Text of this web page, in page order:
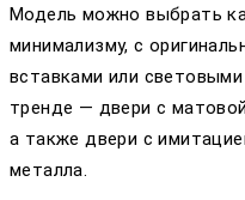
Модель можно выбрать
минимализму, с
вставками или
тренде — двери с
а также двери с
металла.